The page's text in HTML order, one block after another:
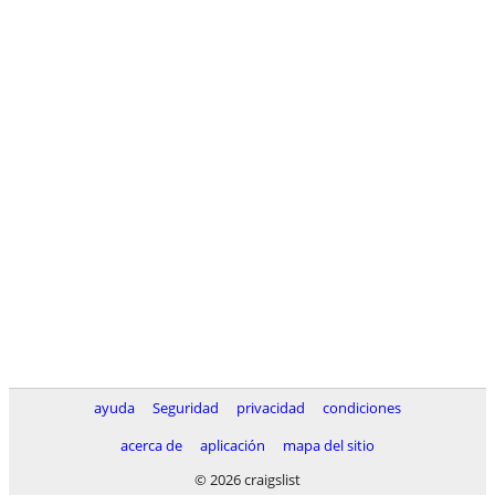
ayuda Seguridad privacidad
condiciones
acerca de
aplicación
mapa del sitio
© 2026 craigslist